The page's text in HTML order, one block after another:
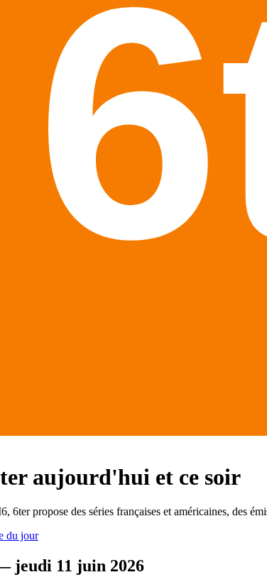
aujourd'hui et ce soir
6ter propose des séries françaises et américaines, des
du jour
jeudi 11 juin 2026